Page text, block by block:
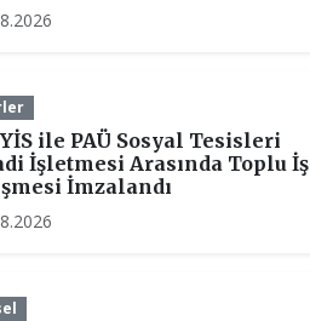
ile PAÜ Sosyal Tesisleri
İşletmesi Arasında Toplu İş
İmzalandı